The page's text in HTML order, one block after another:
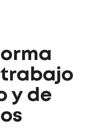
trabajo
y de